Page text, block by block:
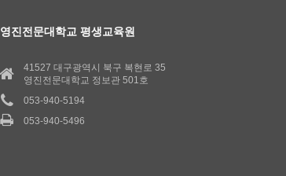
영진전문대학교 평생교육원
41527 대구광역시 북구 복현로 35
영진전문대학교 정보관 501호
053-940-5194
053-940-5496